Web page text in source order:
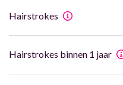
Hairstrokes
Hairstrokes binnen 1 jaar